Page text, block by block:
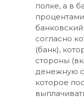
полке, а в
согласно
(банк),
стороны
денежную
которое